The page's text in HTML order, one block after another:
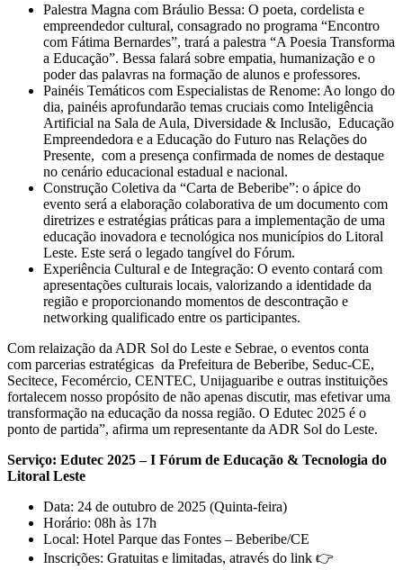
Palestra Magna com Bráulio Bessa: O poeta, cordelista e
empreendedor cultural, consagrado no programa “Encontro
com Fátima Bernardes”, trará a palestra “A Poesia Transforma
a Educação”. Bessa falará sobre empatia, humanização e o
poder das palavras na formação de alunos e professores.
Painéis Temáticos com Especialistas de Renome: Ao longo do
dia, painéis aprofundarão temas cruciais como Inteligência
Artificial na Sala de Aula, Diversidade & Inclusão, Educação
Empreendedora e a Educação do Futuro nas Relações do
Presente, com a presença confirmada de nomes de destaque
no cenário educacional estadual e nacional.
Construção Coletiva da “Carta de Beberibe”: o ápice do
evento será a elaboração colaborativa de um documento com
diretrizes e estratégias práticas para a implementação de uma
educação inovadora e tecnológica nos municípios do Litoral
Leste. Este será o legado tangível do Fórum.
Experiência Cultural e de Integração: O evento contará com
apresentações culturais locais, valorizando a identidade da
região e proporcionando momentos de descontração e
networking qualificado entre os participantes.
Com relaização da ADR Sol do Leste e Sebrae, o eventos conta
com parcerias estratégicas da Prefeitura de Beberibe, Seduc-CE,
Secitece, Fecomércio, CENTEC, Unijaguaribe e outras instituições
fortalecem nosso propósito de não apenas discutir, mas efetivar uma
transformação na educação da nossa região. O Edutec 2025 é o
ponto de partida”, afirma um representante da ADR Sol do Leste.
Serviço: Edutec 2025 – I Fórum de Educação & Tecnologia do
Litoral Leste
Data: 24 de outubro de 2025 (Quinta-feira)
Horário: 08h às 17h
Local: Hotel Parque das Fontes – Beberibe/CE
Inscrições: Gratuitas e limitadas, através do link 👉